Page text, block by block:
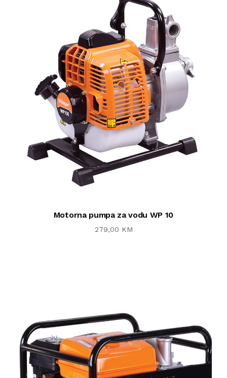
Motorna pumpa za vodu WP 10
279,00 KM